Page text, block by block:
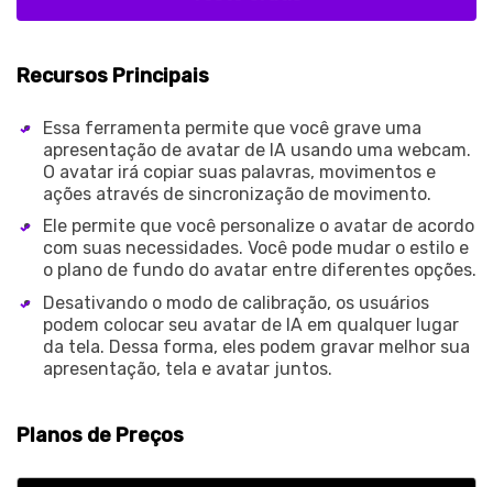
Recursos Principais
Essa ferramenta permite que você grave uma
apresentação de avatar de IA usando uma webcam.
O avatar irá copiar suas palavras, movimentos e
ações através de sincronização de movimento.
Ele permite que você personalize o avatar de acordo
com suas necessidades. Você pode mudar o estilo e
o plano de fundo do avatar entre diferentes opções.
Desativando o modo de calibração, os usuários
podem colocar seu avatar de IA em qualquer lugar
da tela. Dessa forma, eles podem gravar melhor sua
apresentação, tela e avatar juntos.
Planos de Preços